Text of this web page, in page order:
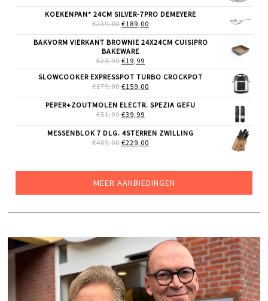
WAS:
€259,00.
IS:
KOEKENPAN* 24CM SILVER-7PRO DEMEYERE
€239,00 OORSPRONKELIJKE
WAS:
€239,00.
€189,00
IS:
BAKVORM VIERKANT BROWNIE 24X24CM CUISIPRO
BAKEWARE
€23,99 OORSPRONKELIJKE
PRIJS
WAS:
€23,99.
€19,99
PRIJS
IS:
€19,99.
SLOWCOOKER EXPRESSPOT TURBO CROCKPOT
€179,00 OORSPRONKELIJKE
WAS:
€179,00.
€159,00
IS:
PEPER+ZOUTMOLEN ELECTR. SPEZIA GEFU
€51,99 OORSPRONKELIJKE
WAS:
€51,99.
€39,99
IS:
€39,99.
MESSENBLOK 7 DLG. 4STERREN ZWILLING
€409,00 OORSPRONKELIJKE
€229,00
MEER AANBIEDINGEN